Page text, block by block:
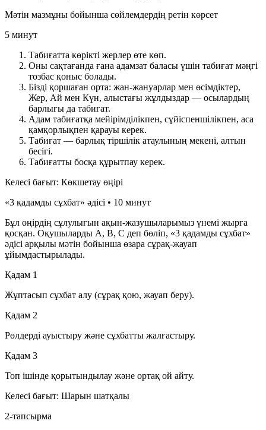
Мәтін мазмұны бойынша сөйлемдердің ретін көрсет
5 минут
Табиғатта көрікті жерлер өте көп.
Оны сақтағанда ғана адамзат баласы үшін табиғат мәңгі
тозбас қоныс болады.
Бізді қоршаған орта: жан-жануарлар мен өсімдіктер,
Жер, Ай мен Күн, алыстағы жұлдыздар — осылардың
барлығы да табиғат.
Адам табиғатқа мейірімділікпен, сүйіспеншілікпен, аса
қамқорлықпен қарауы керек.
Табиғат — барлық тіршілік атаулының мекені, алтын
бесігі.
Табиғатты босқа құрытпау керек.
Келесі бағыт: Көкшетау өңірі
«3 қадамды сұхбат» әдісі • 10 минут
Бұл өңірдің сұлулығын ақын-жазушыларымыз үнемі жырға
қосқан. Оқушыларды А, В, С деп бөліп, «3 қадамды сұхбат»
әдісі арқылы мәтін бойынша өзара сұрақ-жауап
ұйымдастырылады.
Қадам 1
Жұптасып сұхбат алу (сұрақ қою, жауап беру).
Қадам 2
Рөлдерді ауыстыру және сұхбатты жалғастыру.
Қадам 3
Топ ішінде қорытындылау және ортақ ой айту.
Келесі бағыт: Шарын шатқалы
2-тапсырма